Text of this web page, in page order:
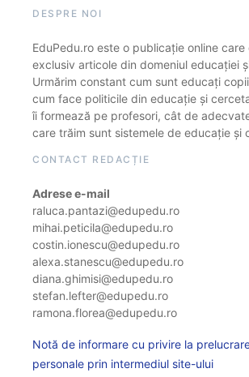
DESPRE NOI
EduPedu.ro este o publicație online
exclusiv articole din domeniul educației
Urmărim constant cum sunt educați
cum face politicile din educație și
îi formează pe profesori, cât de
care trăim sunt sistemele de educație și
CONTACT REDACȚIE
Adrese e-mail
raluca.pantazi@edupedu.ro
mihai.peticila@edupedu.ro
costin.ionescu@edupedu.ro
alexa.stanescu@edupedu.ro
diana.ghimisi@edupedu.ro
stefan.lefter@edupedu.ro
ramona.florea@edupedu.ro
Notă de informare cu privire la
personale prin intermediul site-ului